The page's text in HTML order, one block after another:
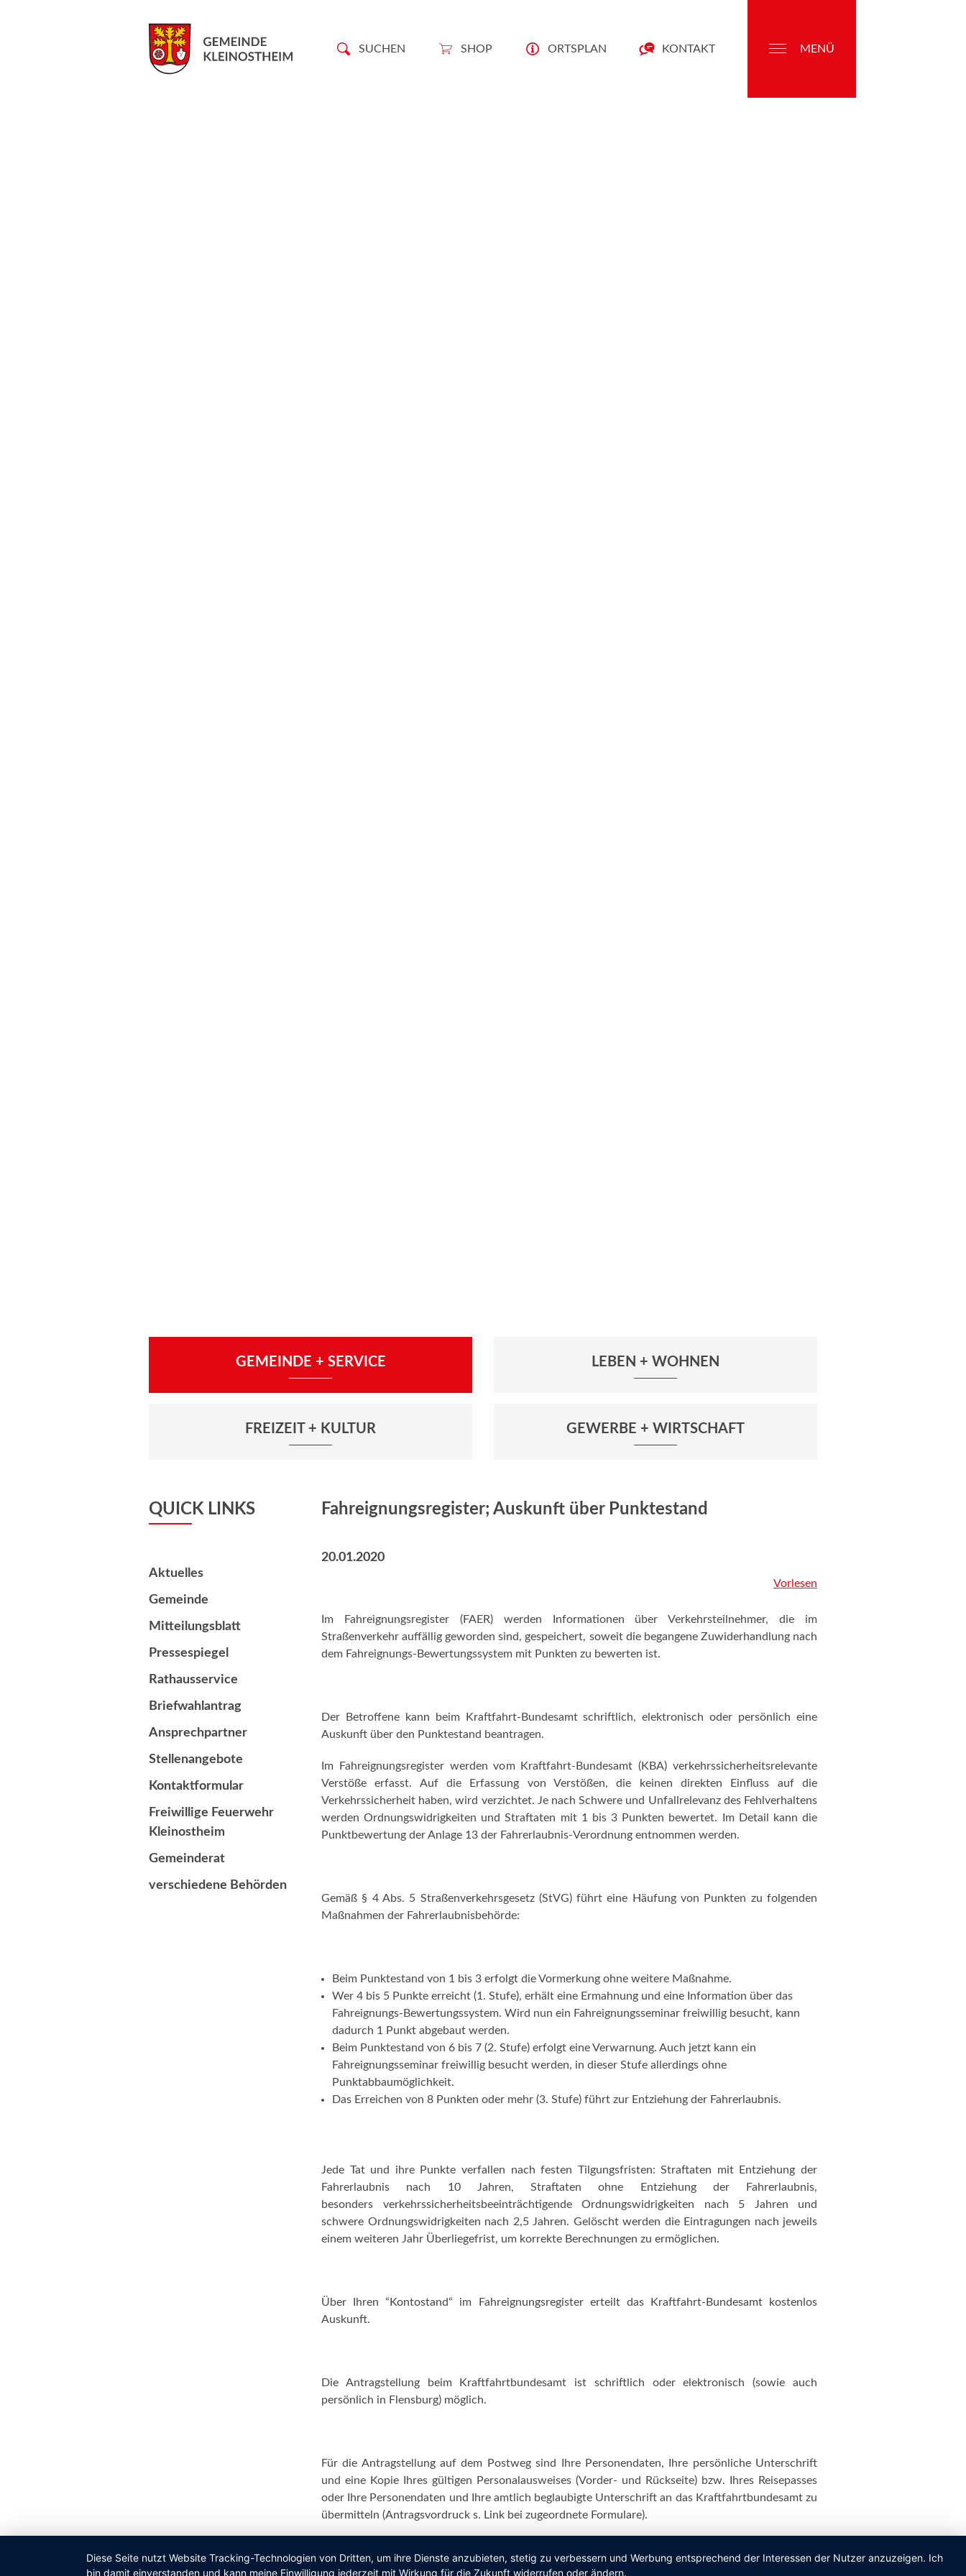
SUCHEN SHOP ORTSPLAN KONTAKT MENÜ
GEMEINDE + SERVICE LEBEN + WOHNEN
FREIZEIT + KULTUR GEWERBE + WIRTSCHAFT
QUICK LINKS
Aktuelles
Gemeinde
Mitteilungsblatt
Pressespiegel
Rathausservice
Briefwahlantrag
Ansprechpartner
Stellenangebote
Kontaktformular
Freiwillige Feuerwehr
Kleinostheim
Gemeinderat
verschiedene Behörden
Fahreignungsregister; Auskunft über Punktestand
20.01.2020
Vorlesen
Im Fahreignungsregister (FAER) werden Informationen über Verkehrsteilnehmer, die im
Straßenverkehr auffällig geworden sind, gespeichert, soweit die begangene Zuwiderhandlung nach
dem Fahreignungs-Bewertungssystem mit Punkten zu bewerten ist.
Der Betroffene kann beim Kraftfahrt-Bundesamt schriftlich, elektronisch oder persönlich eine
Auskunft über den Punktestand beantragen.
Im Fahreignungsregister werden vom Kraftfahrt-Bundesamt (KBA) verkehrssicherheitsrelevante
Verstöße erfasst. Auf die Erfassung von Verstößen, die keinen direkten Einfluss auf die
Verkehrssicherheit haben, wird verzichtet. Je nach Schwere und Unfallrelevanz des Fehlverhaltens
werden Ordnungswidrigkeiten und Straftaten mit 1 bis 3 Punkten bewertet. Im Detail kann die
Punktbewertung der Anlage 13 der Fahrerlaubnis-Verordnung entnommen werden.
Gemäß § 4 Abs. 5 Straßenverkehrsgesetz (StVG) führt eine Häufung von Punkten zu folgenden
Maßnahmen der Fahrerlaubnisbehörde:
Beim Punktestand von 1 bis 3 erfolgt die Vormerkung ohne weitere Maßnahme.
Wer 4 bis 5 Punkte erreicht (1. Stufe), erhält eine Ermahnung und eine Information über das
Fahreignungs-Bewertungssystem. Wird nun ein Fahreignungsseminar freiwillig besucht, kann
dadurch 1 Punkt abgebaut werden.
Beim Punktestand von 6 bis 7 (2. Stufe) erfolgt eine Verwarnung. Auch jetzt kann ein
Fahreignungsseminar freiwillig besucht werden, in dieser Stufe allerdings ohne
Punktabbaumöglichkeit.
Das Erreichen von 8 Punkten oder mehr (3. Stufe) führt zur Entziehung der Fahrerlaubnis.
Jede Tat und ihre Punkte verfallen nach festen Tilgungsfristen: Straftaten mit Entziehung der
Fahrerlaubnis nach 10 Jahren, Straftaten ohne Entziehung der Fahrerlaubnis,
besonders verkehrssicherheitsbeeinträchtigende Ordnungswidrigkeiten nach 5 Jahren und
schwere Ordnungswidrigkeiten nach 2,5 Jahren. Gelöscht werden die Eintragungen nach jeweils
einem weiteren Jahr Überliegefrist, um korrekte Berechnungen zu ermöglichen.
Über Ihren “Kontostand“ im Fahreignungsregister erteilt das Kraftfahrt-Bundesamt kostenlos
Auskunft.
Die Antragstellung beim Kraftfahrtbundesamt ist schriftlich oder elektronisch (sowie auch
persönlich in Flensburg) möglich.
Für die Antragstellung auf dem Postweg sind Ihre Personendaten, Ihre persönliche Unterschrift
und eine Kopie Ihres gültigen Personalausweises (Vorder- und Rückseite) bzw. Ihres Reisepasses
oder Ihre Personendaten und Ihre amtlich beglaubigte Unterschrift an das Kraftfahrtbundesamt zu
übermitteln (Antragsvordruck s. Link bei zugeordnete Formulare).
Diese Seite nutzt Website Tracking-Technologien von Dritten, um ihre Dienste anzubieten, stetig zu verbessern und Werbung entsprechend der Interessen der Nutzer anzuzeigen. Ich
bin damit einverstanden und kann meine Einwilligung jederzeit mit Wirkung für die Zukunft widerrufen oder ändern.